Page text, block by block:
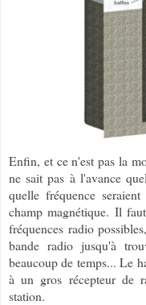
Enfin, et ce n'est pas la
ne sait pas à l'avance
quelle fréquence
champ magnétique. Il
fréquences radio
bande radio jusqu'à
beaucoup de temps... Le
à un gros récepteur de
station.